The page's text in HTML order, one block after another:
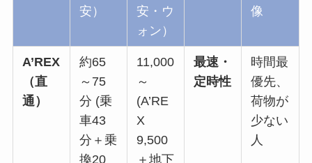
安）
安・ウ
ォン）
像
A’REX
（直
通）
約65
～75
分 (乗
車43
分＋乗
換20
11,000
～
(A’RE
X
9,500
＋地下
最速・
定時性
時間最
優先、
荷物が
少ない
人